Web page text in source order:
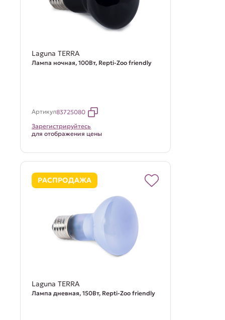
Laguna TERRA
Лампа ночная, 100Вт, Repti-Zoo friendly
Артикул83725080
Зарегистрируйтесь
для отображения цены
РАСПРОДАЖА
Laguna TERRA
Лампа дневная, 150Вт, Repti-Zoo friendly